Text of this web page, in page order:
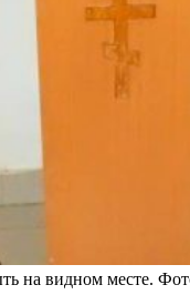
на видном месте.